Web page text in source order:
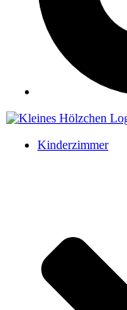
Kinderzimmer